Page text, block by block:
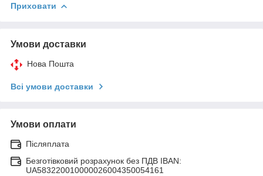
Приховати
Умови доставки
Нова Пошта
Всі умови доставки
Умови оплати
Післяплата
Безготівковий розрахунок без ПДВ IBAN:
UA583220010000026004350054161